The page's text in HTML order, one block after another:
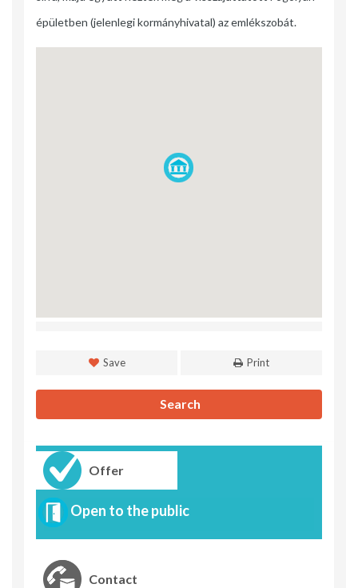
épületben (jelenlegi kormányhivatal) az emlékszobát.
Save Print
Search
Offer
Open to the public
Contact